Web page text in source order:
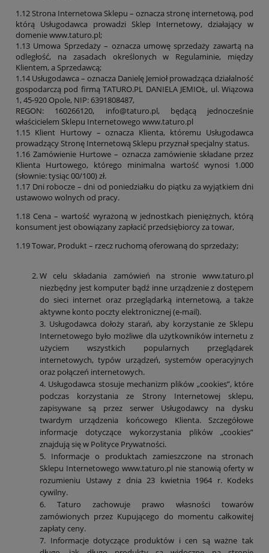
1.12 Strona Internetowa Sklepu – oznacza stronę internetową, pod
którą Usługodawca prowadzi Sklep Internetowy, działający w
domeniewww.taturo.pl;
1.13 Umowa Sprzedaży – oznacza umowę sprzedaży zawartą na
odległość, na zasadach określonych w Regulaminie, między
Klientem, a Sprzedawcą;
1.14 Usługodawca – oznacza Danielę Jemioł prowadząca działalność
gospodarczą pod firmą TATURO.PL DANIELA JEMIOŁ, ul. Wiązowa
1, 45-920 Opole, NIP: 6391808487,
REGON: 160266120, info@taturo.pl, będącą jednocześnie
właścicielem Sklepu Internetowego www.taturo.pl
1.15 Klient Hurtowy – oznacza Klienta, któremu Usługodawca
prowadzący Stronę Internetową Sklepu przyznał specjalny status.
1.16 Zamówienie Hurtowe – oznacza zamówienie składane przez
Klienta Hurtowego, którego minimalna wartość wynosi 1.000
(słownie: tysiąc 00/100) zł.
1.17 Dni robocze – dni od poniedziałku do piątku za wyjątkiem dni
ustawowo wolnych od pracy.
1.18 Cena – wartość wyrażoną w jednostkach pieniężnych, którą
konsument jest obowiązany zapłacić przedsiębiorcy za towar,
1.19 Towar, Produkt – rzecz ruchomą oferowaną do sprzedaży;
W celu składania zamówień na stronie www.taturo.pl
niezbędny jest komputer bądź inne urządzenie z dostępem
do sieci internet oraz przeglądarką internetową, a także
aktywne konto poczty elektronicznej (e-mail).
3. Usługodawca dołoży starań, aby korzystanie ze Sklepu
Internetowego było możliwe dla użytkowników internetu z
użyciem wszystkich popularnych przeglądarek
internetowych, typów urządzeń, systemów operacyjnych
oraz połączeń internetowych.
4. Usługodawca stosuje mechanizm plików „cookies”, które
podczas korzystania ze Strony Internetowej sklepu,
zapisywane są przez serwer Usługodawcy na dysku
twardym urządzenia końcowego Klienta. Szczegółowe
informacje dotyczące wykorzystania plików „cookies”
znajdują się w Polityce Prywatności.
5. Informacje o produktach zamieszczone na stronach
Sklepu Internetowego www.taturo.pl nie stanowią oferty w
rozumieniu Ustawy z dnia 23 kwietnia 1964 r. Kodeks
cywilny.
6. Taturo zachowuje prawo własności towarów
zamówionych przez Kupującego do momentu całkowitej
zapłaty ceny.
7. Informacje dotyczące produktów i cen są ważne tak